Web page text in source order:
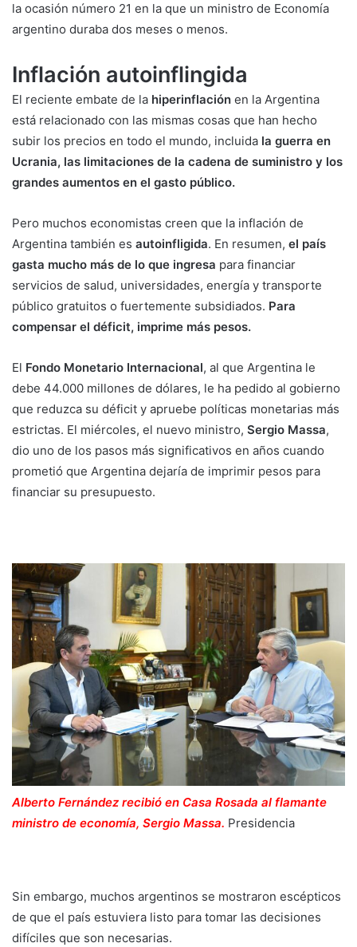
la ocasión número 21 en la que un ministro de Economía
argentino duraba dos meses o menos.
Inflación autoinflingida
El reciente embate de la hiperinflación en la Argentina
está relacionado con las mismas cosas que han hecho
subir los precios en todo el mundo, incluida la guerra en
Ucrania, las limitaciones de la cadena de suministro y los
grandes aumentos en el gasto público.
Pero muchos economistas creen que la inflación de
Argentina también es autoinfligida. En resumen, el país
gasta mucho más de lo que ingresa para financiar
servicios de salud, universidades, energía y transporte
público gratuitos o fuertemente subsidiados. Para
compensar el déficit, imprime más pesos.
El Fondo Monetario Internacional, al que Argentina le
debe 44.000 millones de dólares, le ha pedido al gobierno
que reduzca su déficit y apruebe políticas monetarias más
estrictas. El miércoles, el nuevo ministro, Sergio Massa,
dio uno de los pasos más significativos en años cuando
prometió que Argentina dejaría de imprimir pesos para
financiar su presupuesto.
Alberto Fernández recibió en Casa Rosada al flamante
ministro de economía, Sergio Massa. Presidencia
Sin embargo, muchos argentinos se mostraron escépticos
de que el país estuviera listo para tomar las decisiones
difíciles que son necesarias.